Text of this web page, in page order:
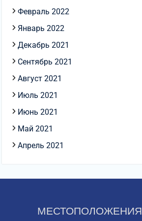
Февраль 2022
Январь 2022
Декабрь 2021
Сентябрь 2021
Август 2021
Июль 2021
Июнь 2021
Май 2021
Апрель 2021
МЕСТОПОЛОЖЕНИЯ